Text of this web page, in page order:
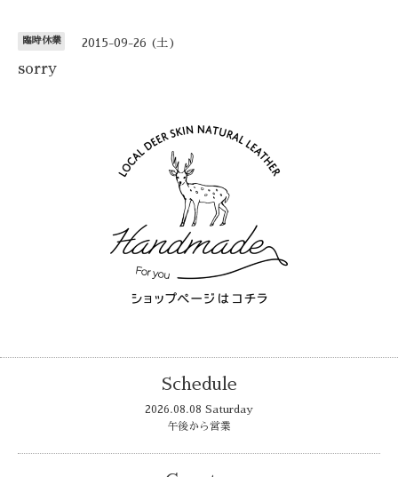
臨時休業 2015-09-26 (土)
sorry
Schedule
2026.08.08 Saturday
午後から営業